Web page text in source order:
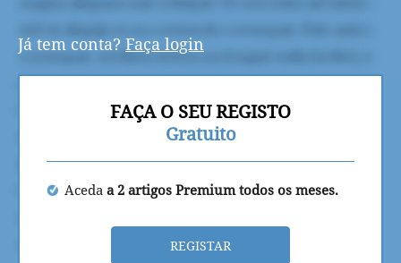
Já tem conta? Faça login
FAÇA O SEU REGISTO
Gratuito
Aceda a 2 artigos Premium todos os meses.
REGISTAR